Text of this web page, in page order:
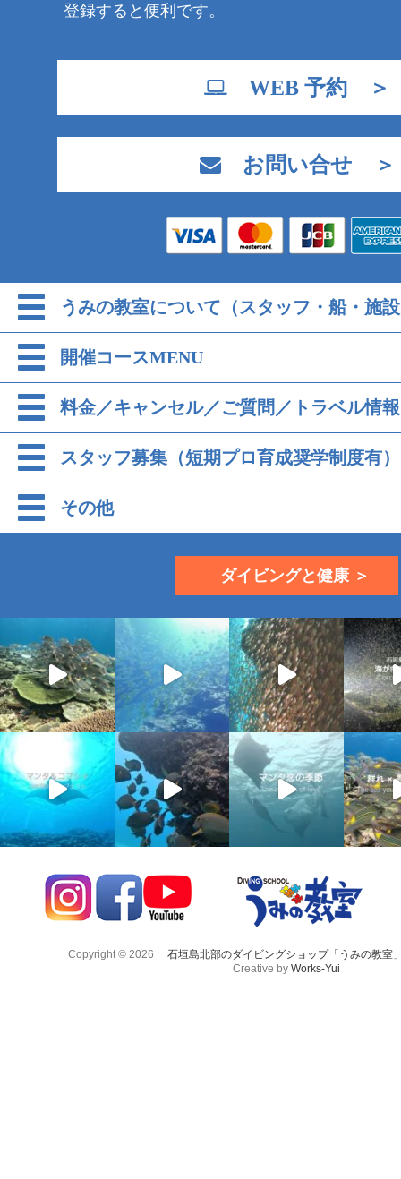
登録すると便利です。
WEB 予約 ＞
お問い合せ ＞
うみの教室について（スタッフ・船・施
開催コースMENU
料金／キャンセル／ご質問／トラベル情報
スタッフ募集（短期プロ育成奨学制度有）
その他
ダイビングと健康 ＞
Copyright © 2026
石垣島北部のダイビングショップ「うみの教室
Creative by Works-Yui